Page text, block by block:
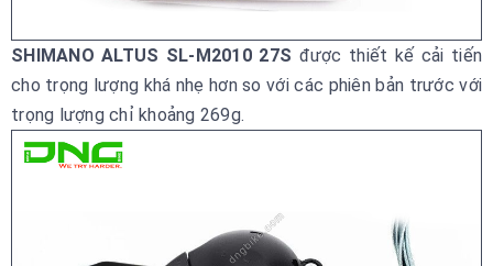
SHIMANO ALTUS SL-M2010 27S được thiết kế cải tiến
cho trọng lượng khá nhẹ hơn so với các phiên bản trước với
trọng lượng chỉ khoảng 269g.